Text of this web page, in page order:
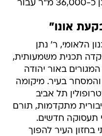
מ"ר עבור מסחר ותעסוקה וכן כ-36,000 מ"ר עבור
אונו"
הלאומי, ר' נתן
תכנית משמעותית,
באור יהודה
בעיר. מיקומה
תל אביב
מתקדמות, תורם
תעסוקה חדשים.
העיר להפוך